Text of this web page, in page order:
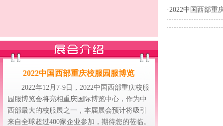
2022中国西部重庆校服园服博览
2022年12月7-9日，2022中国西部重庆校服
园服博览会将亮相重庆国际博览中心，作为中
西部最大的校服展之一，本届展会预计将吸引
来自全球超过400家企业参加，期待您的莅临。
· 2022中国西部重